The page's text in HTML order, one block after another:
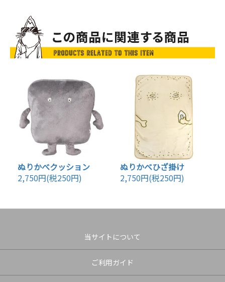
ぬりかべクッション
2,750円(税250円)
ぬりかべひざ掛け
2,750円(税250円)
当サイトについて
ご利用ガイド